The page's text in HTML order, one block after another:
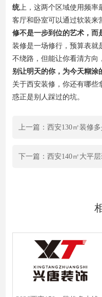
统上，这两个区域使用频率
客厅和卧室可以通过软装来
修不是一步到位的艺术，而
装修是一场修行，预算表就
不绕路，但能让你看清方向
别让明天的你，为今天糊涂
关于西安装修，你还有哪些
惑正是别人踩过的坑。